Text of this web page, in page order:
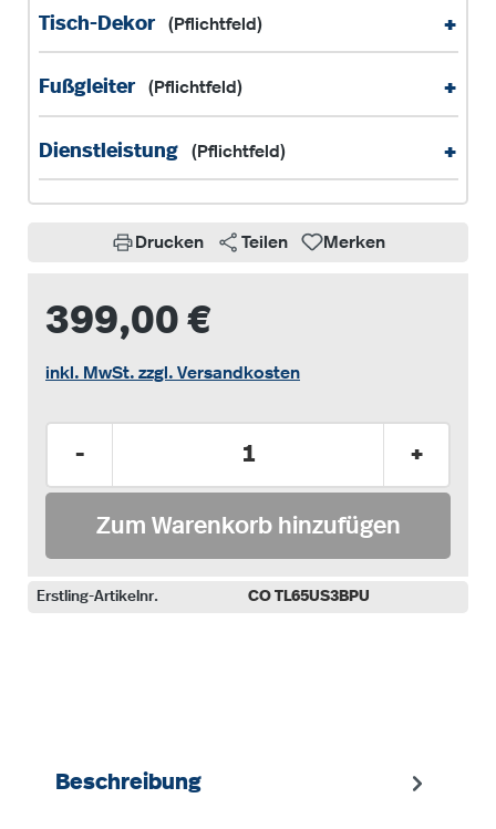
Tisch-Dekor (Pflichtfeld) +
Fußgleiter (Pflichtfeld) +
Dienstleistung (Pflichtfeld) +
Drucken Teilen Merken
399,00 €
inkl. MwSt. zzgl. Versandkosten
- +
Zum Warenkorb hinzufügen
Erstling-Artikelnr. CO TL65US3BPU
Beschreibung